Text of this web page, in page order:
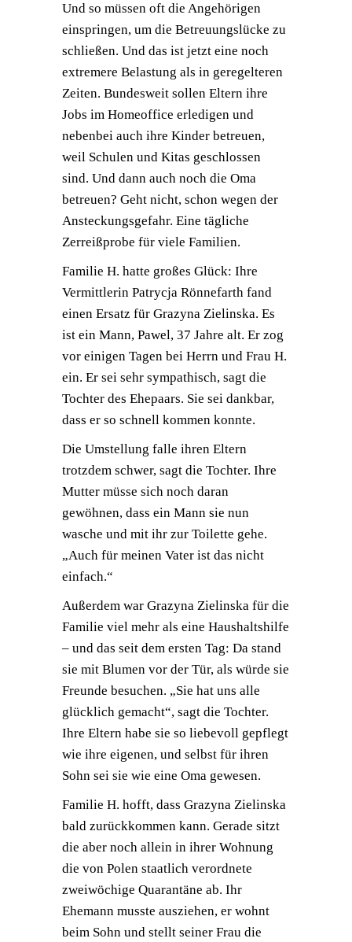
Und so müssen oft die Angehörigen
einspringen, um die Betreuungslücke zu
schließen. Und das ist jetzt eine noch
extremere Belastung als in geregelteren
Zeiten. Bundesweit sollen Eltern ihre
Jobs im Homeoffice erledigen und
nebenbei auch ihre Kinder betreuen,
weil Schulen und Kitas geschlossen
sind. Und dann auch noch die Oma
betreuen? Geht nicht, schon wegen der
Ansteckungsgefahr. Eine tägliche
Zerreißprobe für viele Familien.
Familie H. hatte großes Glück: Ihre
Vermittlerin Patrycja Rönnefarth fand
einen Ersatz für Grazyna Zielinska. Es
ist ein Mann, Pawel, 37 Jahre alt. Er zog
vor einigen Tagen bei Herrn und Frau H.
ein. Er sei sehr sympathisch, sagt die
Tochter des Ehepaars. Sie sei dankbar,
dass er so schnell kommen konnte.
Die Umstellung falle ihren Eltern
trotzdem schwer, sagt die Tochter. Ihre
Mutter müsse sich noch daran
gewöhnen, dass ein Mann sie nun
wasche und mit ihr zur Toilette gehe.
„Auch für meinen Vater ist das nicht
einfach.“
Außerdem war Grazyna Zielinska für die
Familie viel mehr als eine Haushaltshilfe
– und das seit dem ersten Tag: Da stand
sie mit Blumen vor der Tür, als würde sie
Freunde besuchen. „Sie hat uns alle
glücklich gemacht“, sagt die Tochter.
Ihre Eltern habe sie so liebevoll gepflegt
wie ihre eigenen, und selbst für ihren
Sohn sei sie wie eine Oma gewesen.
Familie H. hofft, dass Grazyna Zielinska
bald zurückkommen kann. Gerade sitzt
die aber noch allein in ihrer Wohnung
die von Polen staatlich verordnete
zweiwöchige Quarantäne ab. Ihr
Ehemann musste ausziehen, er wohnt
beim Sohn und stellt seiner Frau die